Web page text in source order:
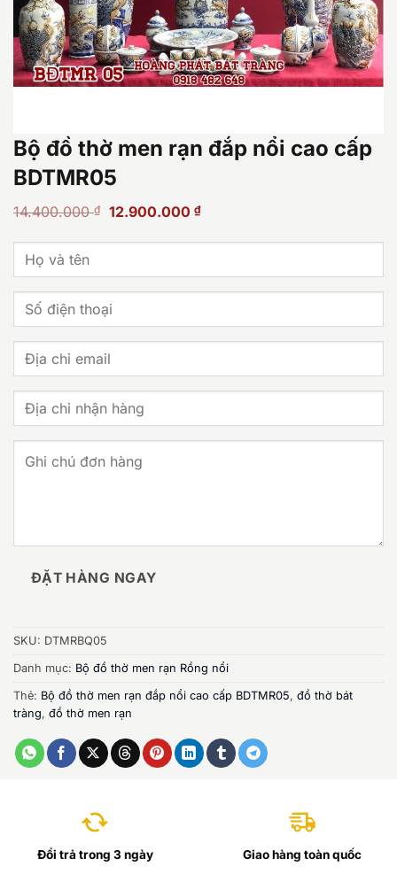
Bộ đồ thờ men rạn đắp nổi cao cấp
BDTMR05
14.400.000₫
Giá
14.400.000 ₫.
12.900.000 ₫Giá
là:
ĐẶT HÀNG NGAY
SKU: DTMRBQ05
Danh mục: Bộ đồ thờ men rạn Rồng nổi
Thẻ: Bộ đồ thờ men rạn đắp nổi cao cấp BDTMR05, đồ thờ bát
tràng, đồ thờ men rạn
Đổi trả trong 3 ngày Giao hàng toàn quốc